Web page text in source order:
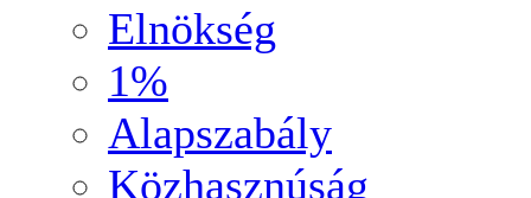
Elnökség
1%
Alapszabály
Közhasznúság